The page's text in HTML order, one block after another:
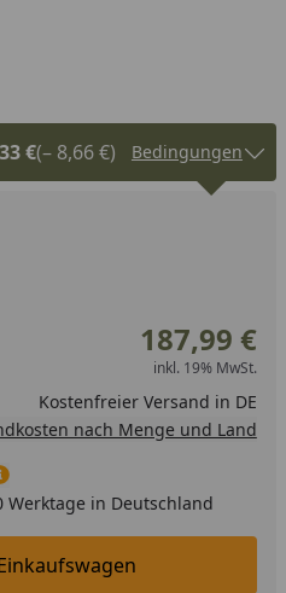
€(– 8,66 €) Bedingungen
verringern
manuell eingeben
um eins erhöhen
187,99 €
inkl. 19% MwSt.
Kostenfreier Versand in DE
nach Menge und Land
Werktage in Deutschland
In den Einkaufswagen legen